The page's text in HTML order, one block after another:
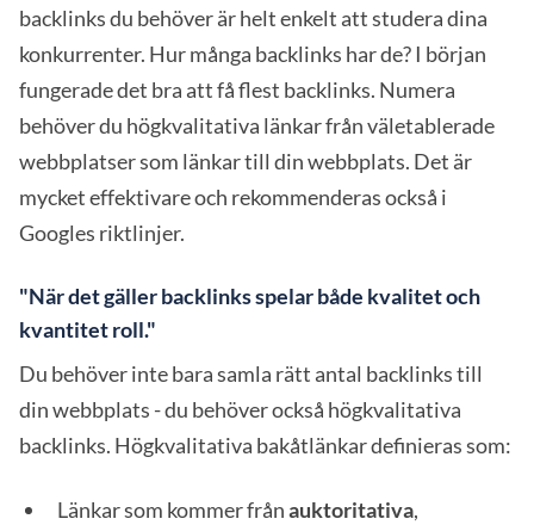
backlinks du behöver är helt enkelt att studera dina
konkurrenter. Hur många backlinks har de? I början
fungerade det bra att få flest backlinks. Numera
behöver du högkvalitativa länkar från väletablerade
webbplatser som länkar till din webbplats. Det är
mycket effektivare och rekommenderas också i
Googles riktlinjer.
"När det gäller backlinks spelar både kvalitet och
kvantitet roll."
Du behöver inte bara samla rätt antal backlinks till
din webbplats - du behöver också högkvalitativa
backlinks. Högkvalitativa bakåtlänkar definieras som:
Länkar som kommer frånauktoritativa,